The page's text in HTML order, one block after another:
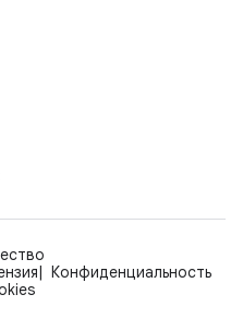
Конфиденциальность